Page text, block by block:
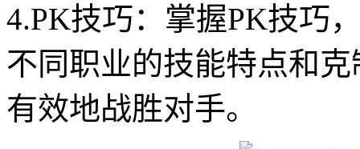
4.PK技巧：掌握PK技巧
不同职业的技能特点和
有效地战胜对手。